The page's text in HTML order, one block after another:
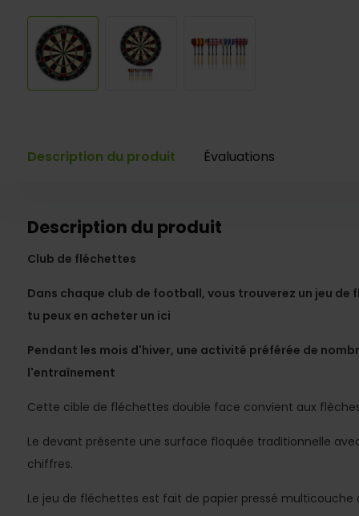
Description du produit Évaluations
Description du produit
Club de fléchettes
Dans chaque club de football, vous trouverez un jeu de
tu peux en acheter un ici
Pendant les mois d'hiver, une activité préférée de
l'entraînement
Cette cible de fléchettes double face convient aux
Le devant présente une surface floquée traditionnelle
chiffres.
Le jeu de fléchettes est fait de papier pressé multicouche